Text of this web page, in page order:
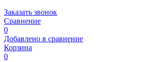
Заказать звонок
Сравнение
0
Добавлено в сравнение
Корзина
0